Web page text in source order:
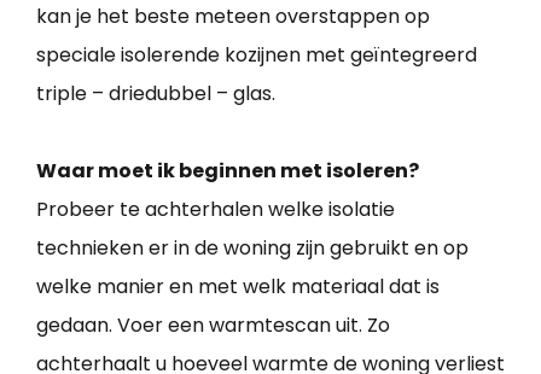
kan je het beste meteen overstappen op
speciale isolerende kozijnen met geïntegreerd
triple – driedubbel – glas.
Waar moet ik beginnen met isoleren?
Probeer te achterhalen welke isolatie
technieken er in de woning zijn gebruikt en op
welke manier en met welk materiaal dat is
gedaan. Voer een warmtescan uit. Zo
achterhaalt u hoeveel warmte de woning verliest